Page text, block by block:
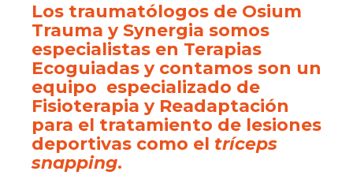
Los traumatólogos de Osium
Trauma y Synergia somos
especialistas en Terapias
Ecoguiadas y contamos son un
equipo especializado de
Fisioterapia y Readaptación
para el tratamiento de lesiones
deportivas como el tríceps
snapping.